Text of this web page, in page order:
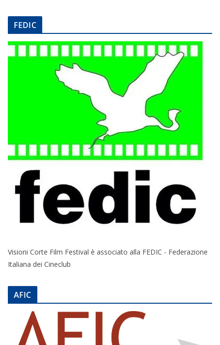
FEDIC
Visioni Corte Film Festival è associato alla FEDIC - Federazione
Italiana dei Cineclub
AFIC